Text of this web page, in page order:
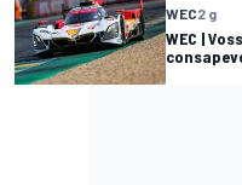
WEC2 g
WEC |